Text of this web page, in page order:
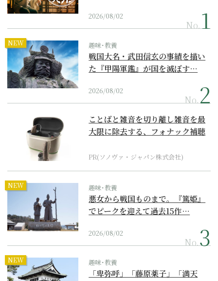
2026/08/02
No.
NEW 趣味･教養
戦国大名・武田信玄の事績を描い
た『甲陽軍鑑』が国を滅ぼす…
2026/08/02
No.
ことばと雑音を切り離し雑音を最
大限に除去する、フォナック補聴
PR(ソノヴァ・ジャパン株式会社)
NEW 趣味･教養
悪女から戦国ものまで。『篤姫』
でピークを迎えて過去15作…
2026/08/02
No.
NEW 趣味･教養
「卑弥呼」「藤原薬子」「満天